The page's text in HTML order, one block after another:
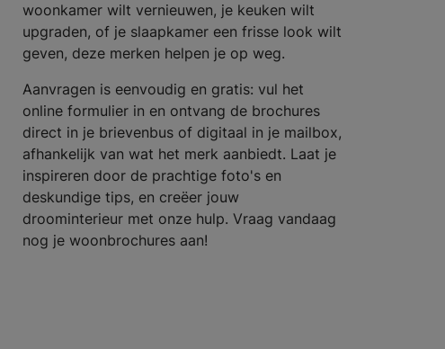
woonkamer wilt vernieuwen, je keuken wilt
upgraden, of je slaapkamer een frisse look wilt
geven, deze merken helpen je op weg.
Aanvragen is eenvoudig en gratis: vul het
online formulier in en ontvang de brochures
direct in je brievenbus of digitaal in je mailbox,
afhankelijk van wat het merk aanbiedt. Laat je
inspireren door de prachtige foto's en
deskundige tips, en creëer jouw
droominterieur met onze hulp. Vraag vandaag
nog je woonbrochures aan!